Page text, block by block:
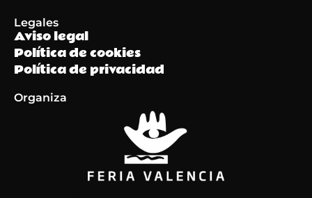
Legales
Aviso legal
Política de cookies
Política de privacidad
Organiza